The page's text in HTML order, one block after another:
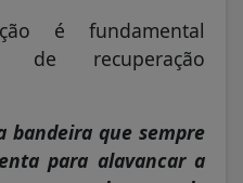
é fundamental
de recuperação
bandeira que sempre
para alavancar a